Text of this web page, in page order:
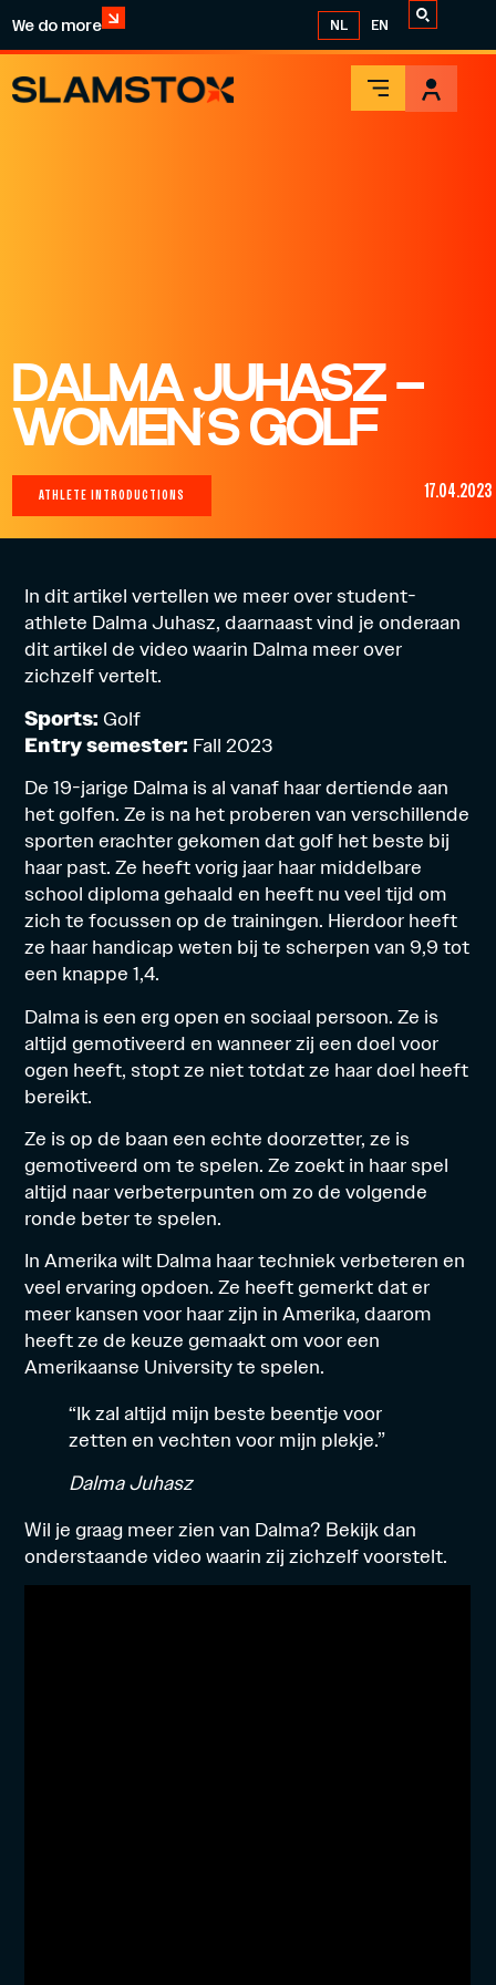
We do more NL EN
DALMA JUHASZ –
WOMEN’S GOLF
ATHLETE INTRODUCTIONS 17.04.2023
In dit artikel vertellen we meer over student-
athlete Dalma Juhasz, daarnaast vind je onderaan
dit artikel de video waarin Dalma meer over
zichzelf vertelt.
Sports: Golf
Entry semester: Fall 2023
De 19-jarige Dalma is al vanaf haar dertiende aan
het golfen. Ze is na het proberen van verschillende
sporten erachter gekomen dat golf het beste bij
haar past. Ze heeft vorig jaar haar middelbare
school diploma gehaald en heeft nu veel tijd om
zich te focussen op de trainingen. Hierdoor heeft
ze haar handicap weten bij te scherpen van 9,9 tot
een knappe 1,4.
Dalma is een erg open en sociaal persoon. Ze is
altijd gemotiveerd en wanneer zij een doel voor
ogen heeft, stopt ze niet totdat ze haar doel heeft
bereikt.
Ze is op de baan een echte doorzetter, ze is
gemotiveerd om te spelen. Ze zoekt in haar spel
altijd naar verbeterpunten om zo de volgende
ronde beter te spelen.
In Amerika wilt Dalma haar techniek verbeteren en
veel ervaring opdoen. Ze heeft gemerkt dat er
meer kansen voor haar zijn in Amerika, daarom
heeft ze de keuze gemaakt om voor een
Amerikaanse University te spelen.
“Ik zal altijd mijn beste beentje voor
zetten en vechten voor mijn plekje.”
Dalma Juhasz
Wil je graag meer zien van Dalma? Bekijk dan
onderstaande video waarin zij zichzelf voorstelt.